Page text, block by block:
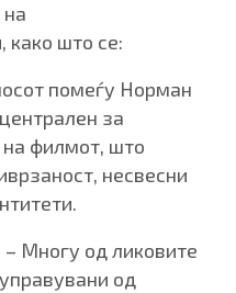
како што се:
помеѓу Норман
за
филмот, што
несвесни
Многу од ликовите
од